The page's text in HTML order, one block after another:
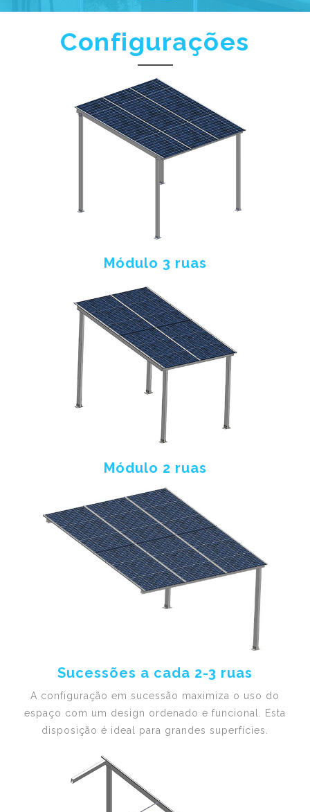
Configurações
Módulo 3 ruas
Módulo 2 ruas
Sucessões a cada 2-3 ruas
A configuração em sucessão maximiza o uso do
espaço com um design ordenado e funcional. Esta
disposição é ideal para grandes superfícies.